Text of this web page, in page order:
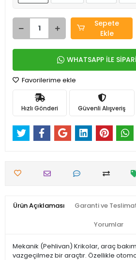
Sepete
Ekle
WHATSAPP İLE
Favorilerime ekle
Hızlı Gönderi Güvenli Alışveriş
Ürün Açıklaması Garanti ve
Yorumlar
Mekanik (Pehlivan) Krikolar, araç
vazgeçilmez bir araçtır. Özellikle